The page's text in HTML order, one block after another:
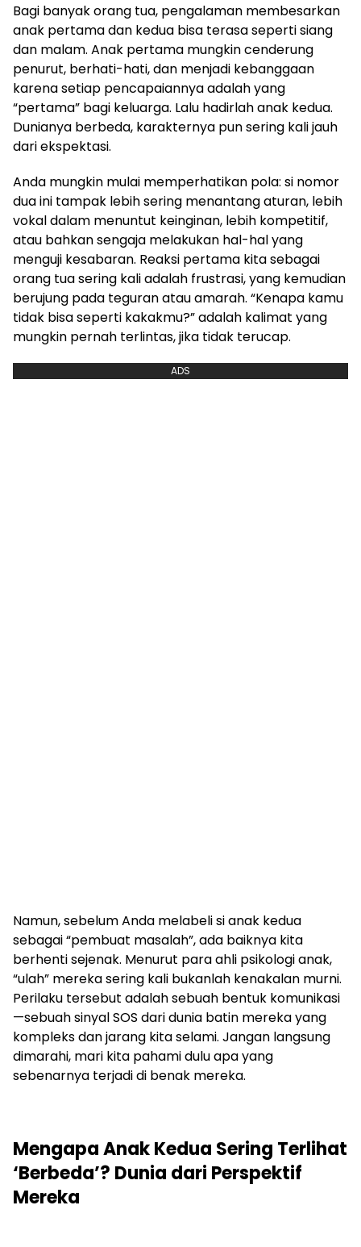
Bagi banyak orang tua, pengalaman membesarkan
anak pertama dan kedua bisa terasa seperti siang
dan malam. Anak pertama mungkin cenderung
penurut, berhati-hati, dan menjadi kebanggaan
karena setiap pencapaiannya adalah yang
“pertama” bagi keluarga. Lalu hadirlah anak kedua.
Dunianya berbeda, karakternya pun sering kali jauh
dari ekspektasi.
Anda mungkin mulai memperhatikan pola: si nomor
dua ini tampak lebih sering menantang aturan, lebih
vokal dalam menuntut keinginan, lebih kompetitif,
atau bahkan sengaja melakukan hal-hal yang
menguji kesabaran. Reaksi pertama kita sebagai
orang tua sering kali adalah frustrasi, yang kemudian
berujung pada teguran atau amarah. “Kenapa kamu
tidak bisa seperti kakakmu?” adalah kalimat yang
mungkin pernah terlintas, jika tidak terucap.
ADS
Namun, sebelum Anda melabeli si anak kedua
sebagai “pembuat masalah”, ada baiknya kita
berhenti sejenak. Menurut para ahli psikologi anak,
“ulah” mereka sering kali bukanlah kenakalan murni.
Perilaku tersebut adalah sebuah bentuk komunikasi
—sebuah sinyal SOS dari dunia batin mereka yang
kompleks dan jarang kita selami. Jangan langsung
dimarahi, mari kita pahami dulu apa yang
sebenarnya terjadi di benak mereka.
Mengapa Anak Kedua Sering Terlihat
‘Berbeda’? Dunia dari Perspektif
Mereka